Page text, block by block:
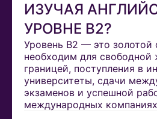
ИЗУЧАЯ
УРОВНЕ В2?
Уровень В2 — это золотой
необходим для свободной
границей, поступления в
университеты, сдачи
экзаменов и успешной
международных